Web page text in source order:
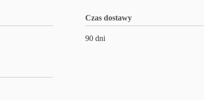
Czas dostawy
90 dni